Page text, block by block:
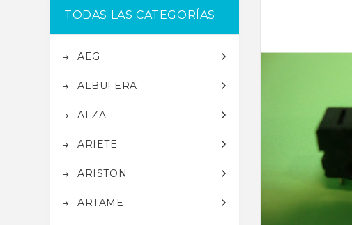
TODAS LAS CATEGORÍAS
AEG
ALBUFERA
ALZA
ARIETE
ARISTON
ARTAME